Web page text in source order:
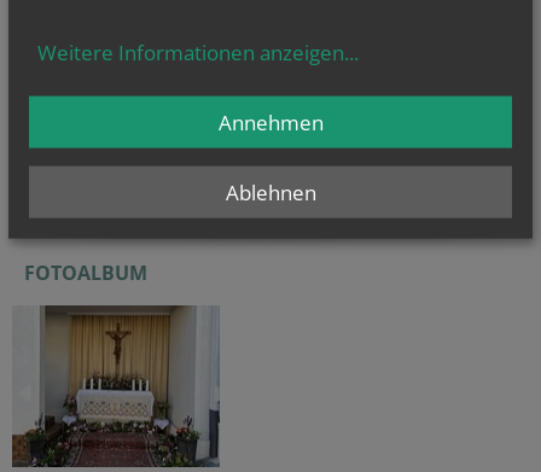
FOTOALBUM
Weitere Informationen anzeigen...
Ablehnen
Annehmen